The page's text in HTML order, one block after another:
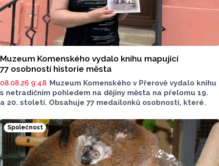
Muzeum Komenského vydalo knihu mapující
77 osobností historie města
08.08.26 9:48 Muzeum Komenského v Přerově vydalo knihu
s netradičním pohledem na dějiny města na přelomu 19.
a 20. století. Obsahuje 77 medailonků osobností, které
jsou doplněny dobovými snímky. Podle autorky publikace
Šárky Krákorové Pajůrkové tomu předcházelo 13 let
pátrání po jejich osudech. Kniha vychází u příležitosti
letošního 770. výročí povýšení Přerova na královské město,
sdělila ČTK mluvčí radnice Lenka Chalupová.
Společnost